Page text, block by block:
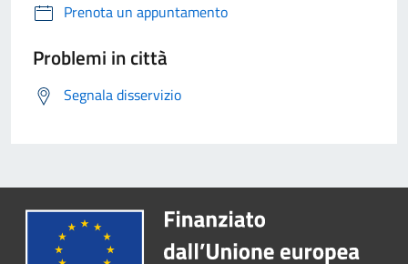
Prenota un appuntamento
Problemi in città
Segnala disservizio